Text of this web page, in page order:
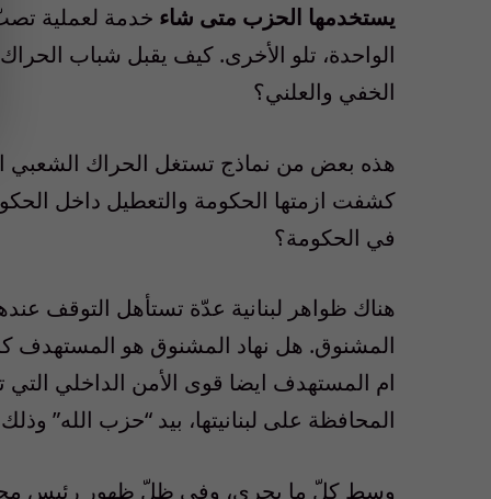
يستخدمها الحزب متى شاء خدمة لعملية
الواحدة، تلو الأخرى. كيف يقبل شباب
الخفي والعلني؟
هذه بعض من نماذج تستغل الحراك الشعبي
كشفت ازمتها الحكومة والتعطيل داخل
في الحكومة؟
هناك ظواهر لبنانية عدّة تستأهل التوقف
المشنوق. هل نهاد المشنوق هو
ام المستهدف ايضا قوى الأمن الداخلي
المحافظة على لبنانيتها، بيد “حزب
وسط كلّ ما يجري، وفي ظلّ ظهور رئيس